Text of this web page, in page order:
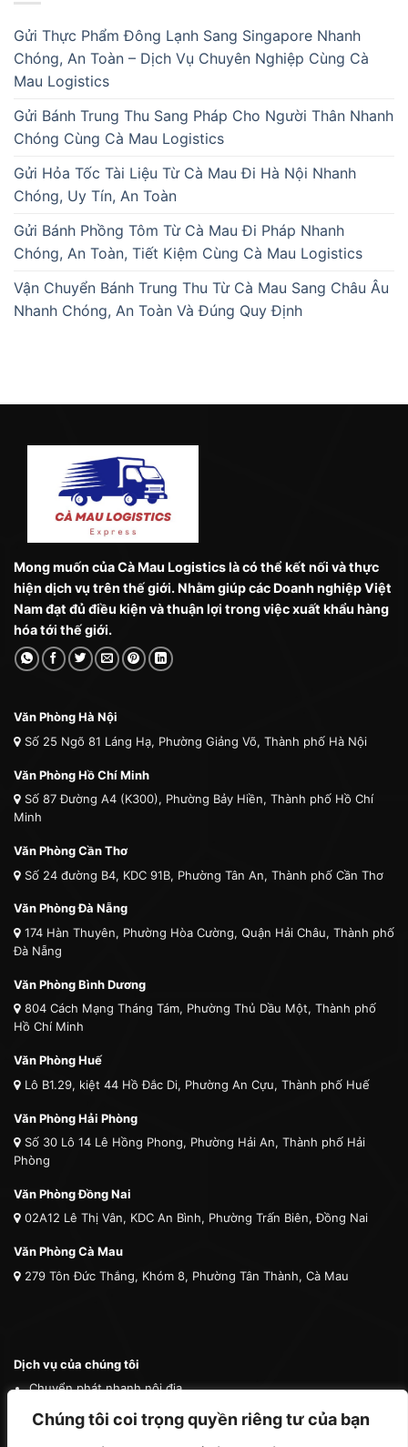
Chúng tôi coi trọng quyền riêng tư của bạn
Gửi Thực Phẩm Đông Lạnh Sang Singapore Nhanh
Chóng, An Toàn – Dịch Vụ Chuyên Nghiệp Cùng Cà
Mau Logistics
Gửi Bánh Trung Thu Sang Pháp Cho Người Thân Nhanh
Chóng Cùng Cà Mau Logistics
Gửi Hỏa Tốc Tài Liệu Từ Cà Mau Đi Hà Nội Nhanh
Chóng, Uy Tín, An Toàn
Gửi Bánh Phồng Tôm Từ Cà Mau Đi Pháp Nhanh
Chóng, An Toàn, Tiết Kiệm Cùng Cà Mau Logistics
Vận Chuyển Bánh Trung Thu Từ Cà Mau Sang Châu Âu
Nhanh Chóng, An Toàn Và Đúng Quy Định
Mong muốn của Cà Mau Logistics là có thể kết nối và thực
hiện dịch vụ trên thế giới. Nhằm giúp các Doanh nghiệp Việt
Nam đạt đủ điều kiện và thuận lợi trong việc xuất khẩu hàng
hóa tới thế giới.
Văn Phòng Hà Nội
Số 25 Ngõ 81 Láng Hạ, Phường Giảng Võ, Thành phố Hà Nội
Văn Phòng Hồ Chí Minh
Số 87 Đường A4 (K300), Phường Bảy Hiền, Thành phố Hồ Chí
Minh
Văn Phòng Cần Thơ
Số 24 đường B4, KDC 91B, Phường Tân An, Thành phố Cần Thơ
Văn Phòng Đà Nẵng
174 Hàn Thuyên, Phường Hòa Cường, Quận Hải Châu, Thành phố
Đà Nẵng
Văn Phòng Bình Dương
804 Cách Mạng Tháng Tám, Phường Thủ Dầu Một, Thành phố
Hồ Chí Minh
Văn Phòng Huế
Lô B1.29, kiệt 44 Hồ Đắc Di, Phường An Cựu, Thành phố Huế
Văn Phòng Hải Phòng
Số 30 Lô 14 Lê Hồng Phong, Phường Hải An, Thành phố Hải
Phòng
Văn Phòng Đồng Nai
02A12 Lê Thị Vân, KDC An Bình, Phường Trấn Biên, Đồng Nai
Văn Phòng Cà Mau
279 Tôn Đức Thắng, Khóm 8, Phường Tân Thành, Cà Mau
Dịch vụ của chúng tôi
Chuyển phát nhanh nội địa
Chuyển phát nhanh quốc tế